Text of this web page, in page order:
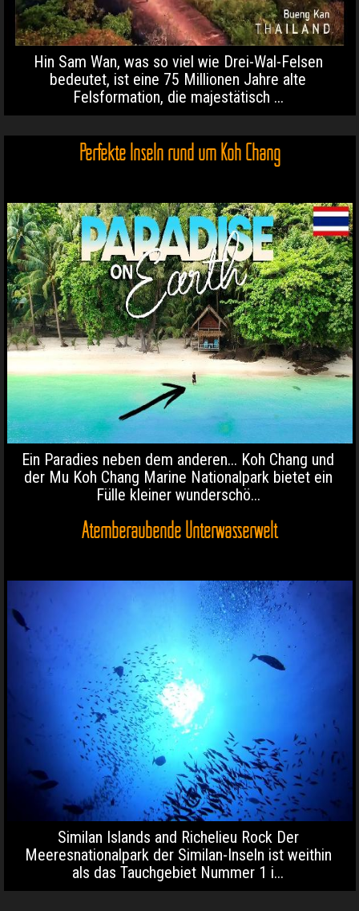
Hin Sam Wan, was so viel wie Drei-Wal-Felsen
bedeutet, ist eine 75 Millionen Jahre alte
Felsformation, die majestätisch ...
Perfekte Inseln rund um Koh Chang
Ein Paradies neben dem anderen... Koh Chang und
der Mu Koh Chang Marine Nationalpark bietet ein
Fülle kleiner wunderschö...
Atemberaubende Unterwasserwelt
Similan Islands and Richelieu Rock Der
Meeresnationalpark der Similan-Inseln ist weithin
als das Tauchgebiet Nummer 1 i...